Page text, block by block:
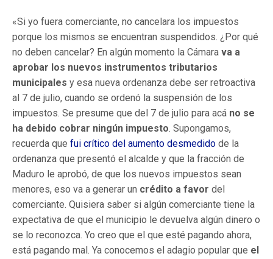
«Si yo fuera comerciante, no cancelara los impuestos
porque los mismos se encuentran suspendidos. ¿Por qué
no deben cancelar? En algún momento la Cámara va a
aprobar los nuevos instrumentos tributarios
municipales y esa nueva ordenanza debe ser retroactiva
al 7 de julio, cuando se ordenó la suspensión de los
impuestos. Se presume que del 7 de julio para acá no se
ha debido cobrar ningún impuesto. Supongamos,
recuerda que fui crítico del aumento desmedido de la
ordenanza que presentó el alcalde y que la fracción de
Maduro le aprobó, de que los nuevos impuestos sean
menores, eso va a generar un crédito a favor del
comerciante. Quisiera saber si algún comerciante tiene la
expectativa de que el municipio le devuelva algún dinero o
se lo reconozca. Yo creo que el que esté pagando ahora,
está pagando mal. Ya conocemos el adagio popular que el